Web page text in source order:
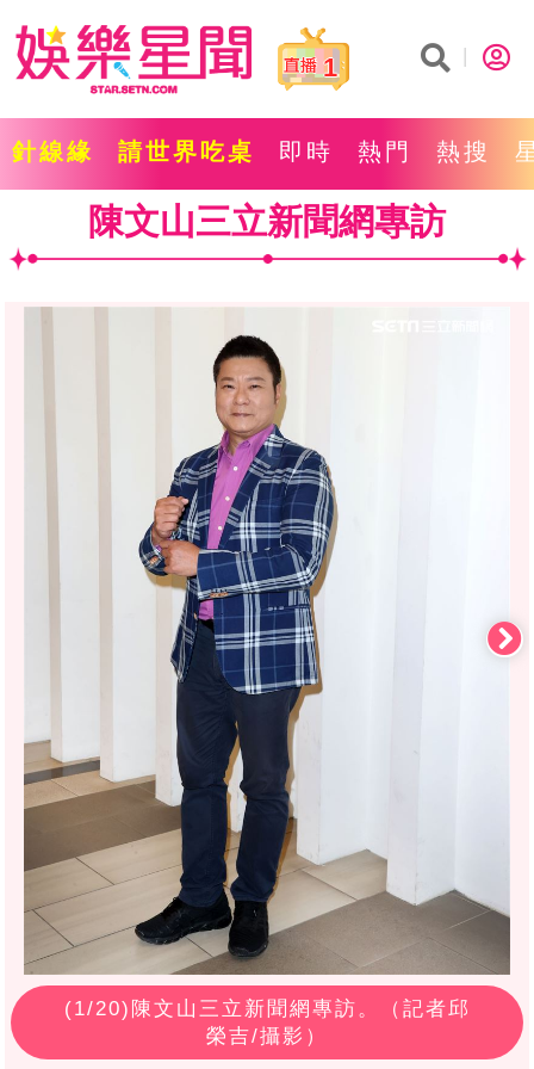
1
針線緣 請世界吃桌 即時 熱門 熱搜
陳文山三立新聞網專訪
(1/20)陳文山三立新聞網專訪。（記者邱
榮吉/攝影）